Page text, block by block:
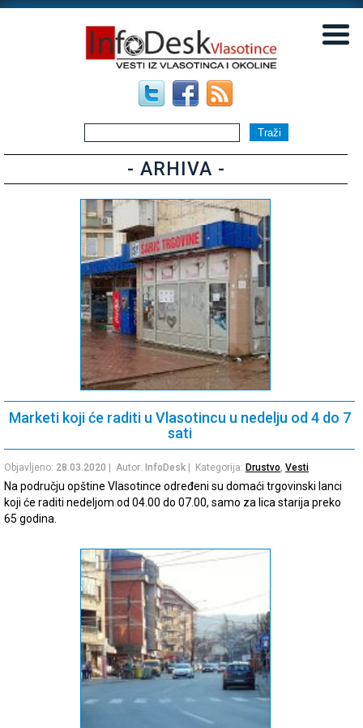
- ARHIVA -
Marketi koji će raditi u Vlasotincu u nedelju od 4 do 7
sati
Objavljeno: 28.03.2020 | Autor: InfoDesk | Kategorija: Drustvo, Vesti
Na području opštine Vlasotince određeni su domaći trgovinski lanci
koji će raditi nedeljom od 04.00 do 07.00, samo za lica starija preko
65 godina.